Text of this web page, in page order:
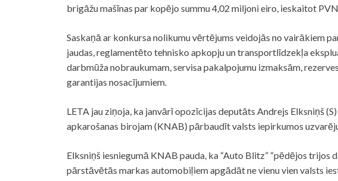
brigāžu mašīnas par kopējo summu 4,02 miljoni eiro, ieskaitot
Saskaņā ar konkursa nolikumu vērtējums veidojās no vairākiem
jaudas, reglamentēto tehnisko apkopju un transportlīdzekļa
darbmūža nobraukumam, servisa pakalpojumu izmaksām,
garantijas nosacījumiem.
LETA jau ziņoja, ka janvārī opozīcijas deputāts Andrejs Elksniņš
apkarošanas birojam (KNAB) pārbaudīt valsts iepirkumos
Elksniņš iesniegumā KNAB pauda, ka “Auto Blitz” “pēdējos trijos
pārstāvētās markas automobiļiem apgādāt ne vienu vien valsts